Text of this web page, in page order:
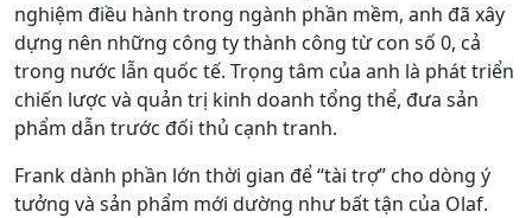
nghiệm điều hành trong ngành phần mềm, anh đã xây
dựng nên những công ty thành công từ con số 0, cả
trong nước lẫn quốc tế. Trọng tâm của anh là phát triển
chiến lược và quản trị kinh doanh tổng thể, đưa sản
phẩm dẫn trước đối thủ cạnh tranh.
Frank dành phần lớn thời gian để “tài trợ” cho dòng ý
tưởng và sản phẩm mới dường như bất tận của Olaf.